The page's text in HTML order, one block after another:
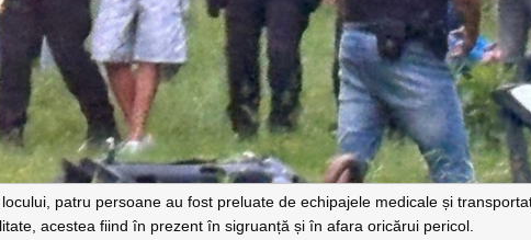
patru persoane au fost preluate de echipajele medicale și
acestea fiind în prezent în sigruanță și în afara oricărui pericol.